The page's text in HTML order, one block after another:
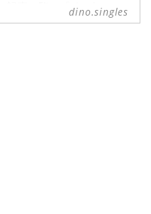
記事一覧 - 『singles』
とりさま“に焦点を当てた
dino.singles